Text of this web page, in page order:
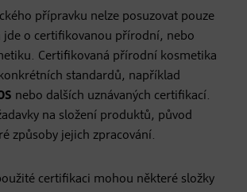
přípravku nelze posuzovat pouze
jde o certifikovanou přírodní, nebo
Certifikovaná přírodní kosmetika
standardů, například
nebo dalších uznávaných certifikací.
na složení produktů, původ
způsoby jejich zpracování.
certifikaci mohou některé složky